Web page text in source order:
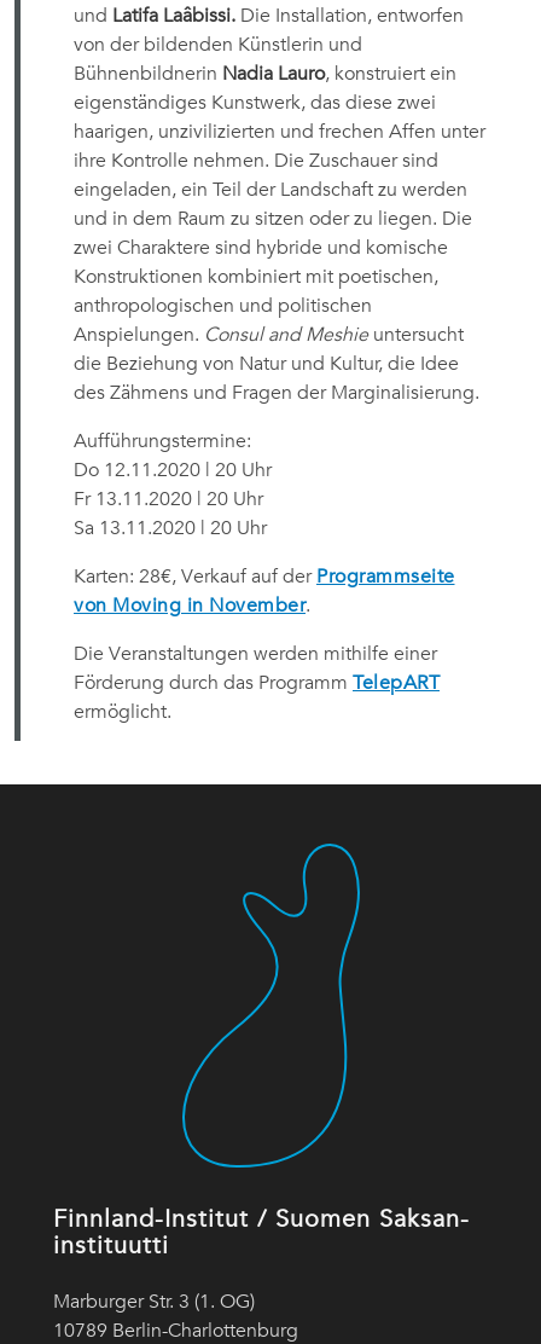
und Latifa Laâbissi. Die Installation, entworfen
von der bildenden Künstlerin und
Bühnenbildnerin Nadia Lauro, konstruiert ein
eigenständiges Kunstwerk, das diese zwei
haarigen, unzivilizierten und frechen Affen unter
ihre Kontrolle nehmen. Die Zuschauer sind
eingeladen, ein Teil der Landschaft zu werden
und in dem Raum zu sitzen oder zu liegen. Die
zwei Charaktere sind hybride und komische
Konstruktionen kombiniert mit poetischen,
anthropologischen und politischen
Anspielungen. Consul and Meshieuntersucht
die Beziehung von Natur und Kultur, die Idee
des Zähmens und Fragen der Marginalisierung.
Aufführungstermine:
Do 12.11.2020 | 20 Uhr
Fr 13.11.2020 | 20 Uhr
Sa 13.11.2020 | 20 Uhr
Karten: 28€, Verkauf auf der Programmseite
von Moving in November.
Die Veranstaltungen werden mithilfe einer
Förderung durch das Programm TelepART
ermöglicht.
Finnland-Institut / Suomen Saksan-
instituutti
Marburger Str. 3 (1. OG)
10789 Berlin-Charlottenburg